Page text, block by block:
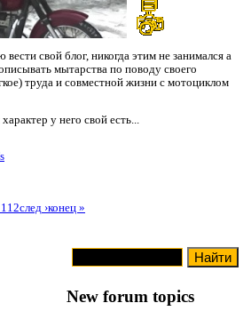
свой блог, никогда этим не занимался а
мытарства по поводу своего
труда и совместной жизни с мотоциклом
у него свой есть...
12след ›конец »
New forum topics